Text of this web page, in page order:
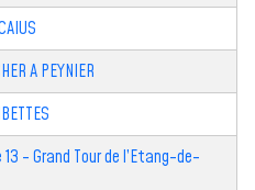
A PEYNIER
- Grand Tour de l’Etang-de-